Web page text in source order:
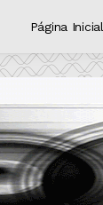
Página Inicial